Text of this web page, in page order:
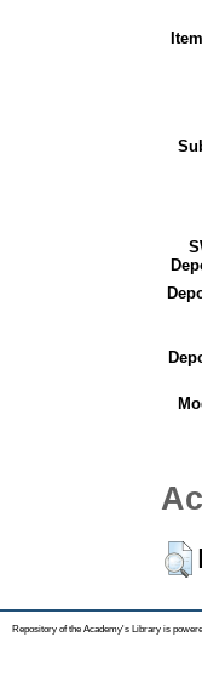
Repository of the Academy's Library is